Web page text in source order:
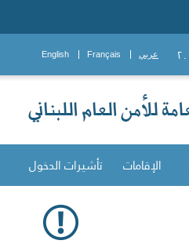
عربي Français
English
الإقامات تأشيرات الدخول